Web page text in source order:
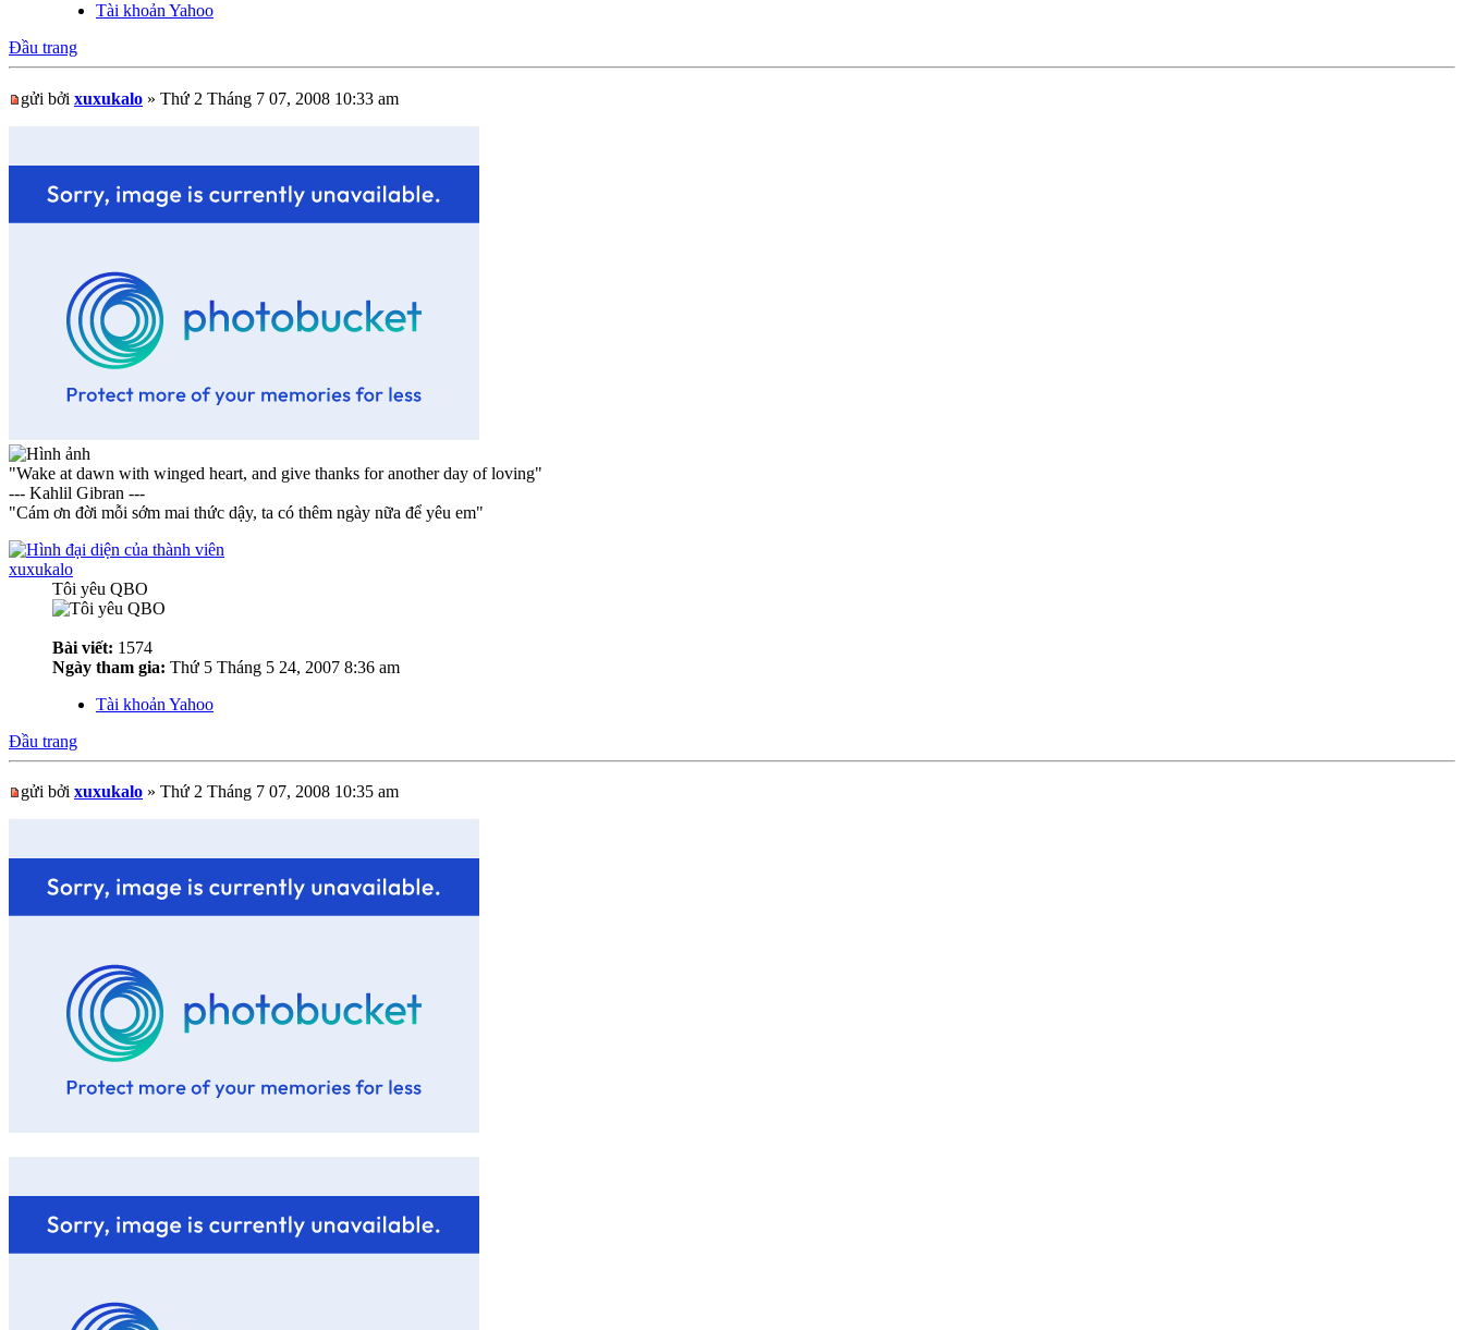
Tài khoản Yahoo
Đầu trang
gửi bởi xuxukalo » Thứ 2 Tháng 7 07, 2008 10:33 am
"Wake at dawn with winged heart, and give thanks for another day of loving"
--- Kahlil Gibran ---
"Cám ơn đời mỗi sớm mai thức dậy, ta có thêm ngày nữa để yêu em"
xuxukalo
Tôi yêu QBO
Bài viết: 1574
Ngày tham gia: Thứ 5 Tháng 5 24, 2007 8:36 am
Tài khoản Yahoo
Đầu trang
gửi bởi xuxukalo » Thứ 2 Tháng 7 07, 2008 10:35 am